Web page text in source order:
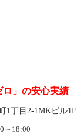
ロ」の安心実績
1丁目2-1MKビル1F
～18:00